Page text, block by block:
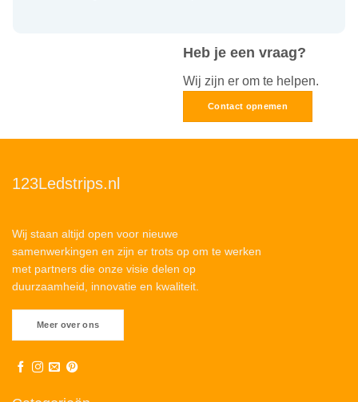
Heb je een vraag?
Wij zijn er om te helpen.
Contact opnemen
123Ledstrips.nl
Wij staan altijd open voor nieuwe
samenwerkingen en zijn er trots op om te werken
met partners die onze visie delen op
duurzaamheid, innovatie en kwaliteit.
Meer over ons